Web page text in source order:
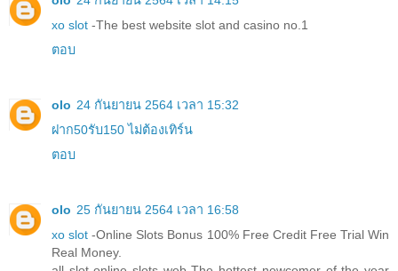
xo slot -The best website slot and casino no.1
ตอบ
olo 24 กันยายน 2564 เวลา 15:32
ฝาก50รับ150 ไม่ต้องเทิร์น
ตอบ
olo 25 กันยายน 2564 เวลา 16:58
xo slot -Online Slots Bonus 100% Free Credit Free Trial Win
Real Money.